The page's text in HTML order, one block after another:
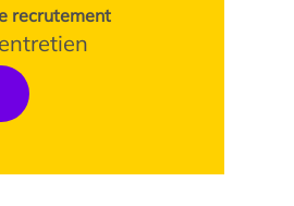
recrutement